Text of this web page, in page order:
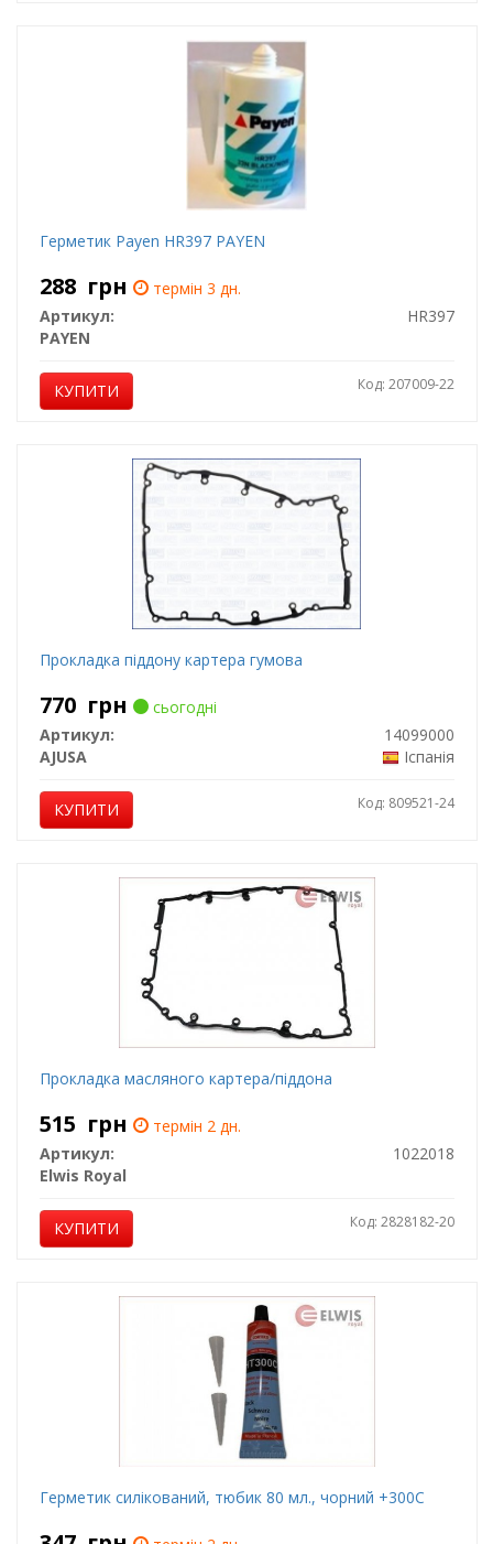
Герметик Payen HR397 PAYEN
288 грн
термін 3 дн.
Артикул:
HR397
PAYEN
КУПИТИ Код: 207009-22
Прокладка піддону картера гумова
770 грн
сьогодні
Артикул:
14099000
AJUSA
Іспанія
КУПИТИ Код: 809521-24
Прокладка масляного картера/піддона
515 грн
термін 2 дн.
Артикул:
1022018
Elwis Royal
КУПИТИ Код: 2828182-20
Герметик силікований, тюбик 80 мл., чорний +300С